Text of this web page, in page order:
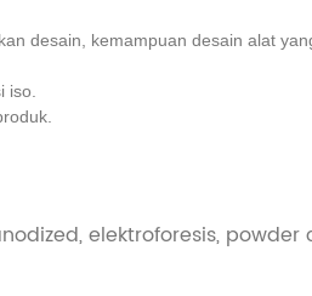
desain, kemampuan desain alat
iso.
elektroforesis, powder